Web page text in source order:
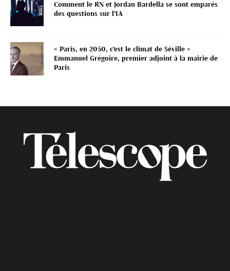
Comment le RN et Jordan Bardella se sont emparés
des questions sur l’IA
« Paris, en 2050, c’est le climat de Séville »
Emmanuel Grégoire, premier adjoint à la mairie de
Paris